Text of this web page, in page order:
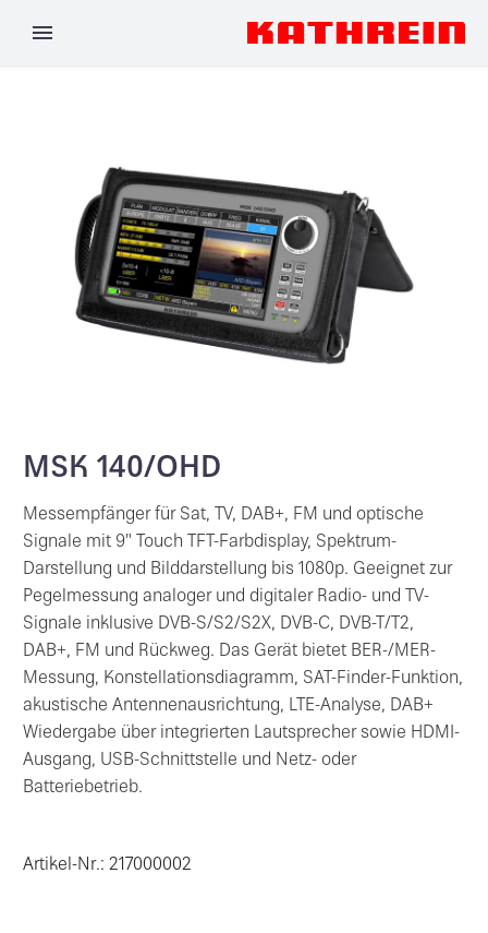
MSK 140/OHD
Messempfänger für Sat, TV, DAB+, FM und optische
Signale mit 9″ Touch TFT-Farbdisplay, Spektrum-
Darstellung und Bilddarstellung bis 1080p. Geeignet zur
Pegelmessung analoger und digitaler Radio- und TV-
Signale inklusive DVB-S/S2/S2X, DVB-C, DVB-T/T2,
DAB+, FM und Rückweg. Das Gerät bietet BER-/MER-
Messung, Konstellationsdiagramm, SAT-Finder-Funktion,
akustische Antennenausrichtung, LTE-Analyse, DAB+
Wiedergabe über integrierten Lautsprecher sowie HDMI-
Ausgang, USB-Schnittstelle und Netz- oder
Batteriebetrieb.
Artikel-Nr.: 217000002